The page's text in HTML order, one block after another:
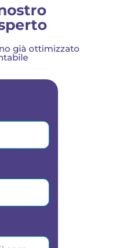
già ottimizzato